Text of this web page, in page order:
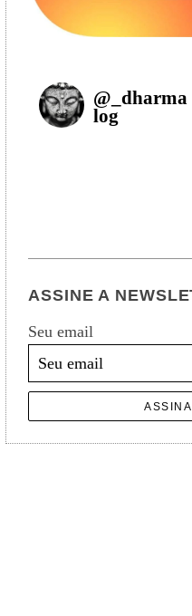
@ _dharma
log
ASSINE A
Seu email